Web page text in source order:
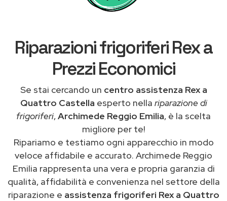
Riparazioni frigoriferi Rex a
Prezzi Economici
Se stai cercando un centro assistenza Rex a
Quattro Castella esperto nella riparazione di
frigoriferi,Archimede Reggio Emilia, è la scelta
migliore per te!
Ripariamo e testiamo ogni apparecchio in modo
veloce affidabile e accurato. Archimede Reggio
Emilia rappresenta una vera e propria garanzia di
qualità, affidabilità e convenienza nel settore della
riparazione e assistenza frigoriferi Rex a Quattro